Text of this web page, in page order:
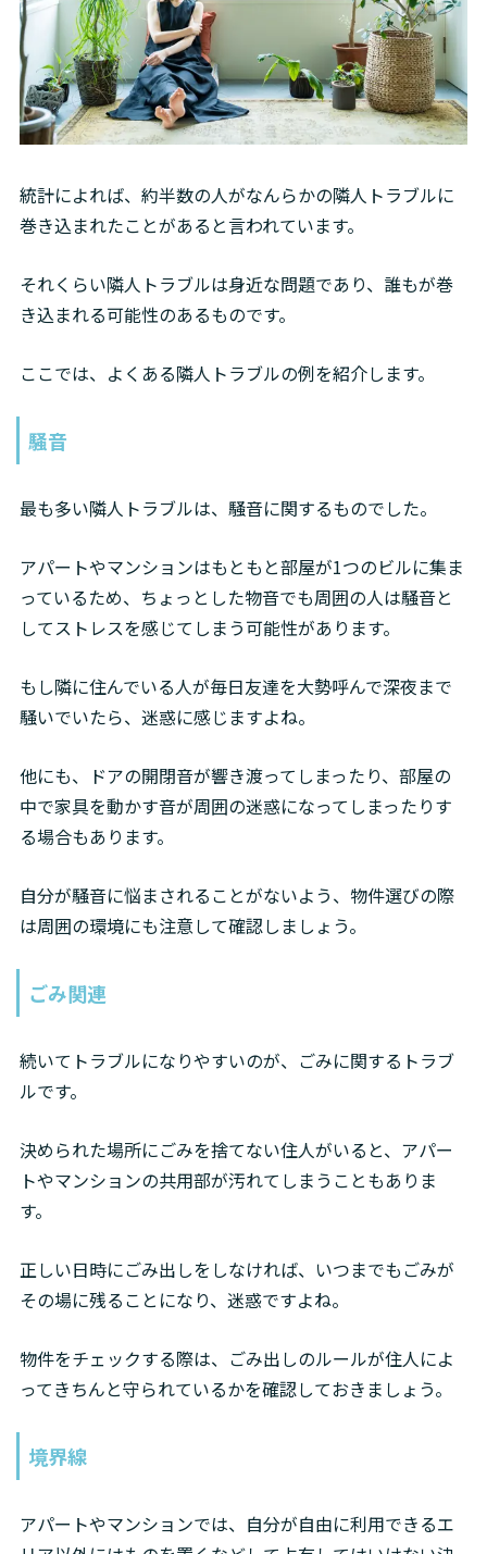
統計によれば、約半数の人がなんらかの隣人トラブルに
巻き込まれたことがあると言われています。
それくらい隣人トラブルは身近な問題であり、誰もが巻
き込まれる可能性のあるものです。
ここでは、よくある隣人トラブルの例を紹介します。
騒音
最も多い隣人トラブルは、騒音に関するものでした。
アパートやマンションはもともと部屋が1つのビルに集ま
っているため、ちょっとした物音でも周囲の人は騒音と
してストレスを感じてしまう可能性があります。
もし隣に住んでいる人が毎日友達を大勢呼んで深夜まで
騒いでいたら、迷惑に感じますよね。
他にも、ドアの開閉音が響き渡ってしまったり、部屋の
中で家具を動かす音が周囲の迷惑になってしまったりす
る場合もあります。
自分が騒音に悩まされることがないよう、物件選びの際
は周囲の環境にも注意して確認しましょう。
ごみ関連
続いてトラブルになりやすいのが、ごみに関するトラブ
ルです。
決められた場所にごみを捨てない住人がいると、アパー
トやマンションの共用部が汚れてしまうこともありま
す。
正しい日時にごみ出しをしなければ、いつまでもごみが
その場に残ることになり、迷惑ですよね。
物件をチェックする際は、ごみ出しのルールが住人によ
ってきちんと守られているかを確認しておきましょう。
境界線
アパートやマンションでは、自分が自由に利用できるエ